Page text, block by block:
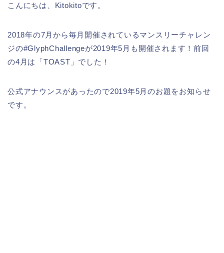
こんにちは、Kitokitoです。
2018年の7月から毎月開催されているマンスリーチャレン
ジの#GlyphChallengeが2019年5月も開催されます！前回
の4月は「TOAST」でした！
公式アナウンスがあったので2019年5月のお題をお知らせ
です。